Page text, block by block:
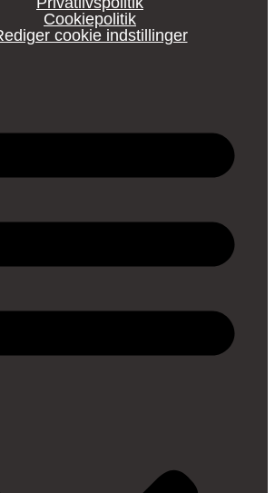
Cookiepolitik
cookie indstillinger